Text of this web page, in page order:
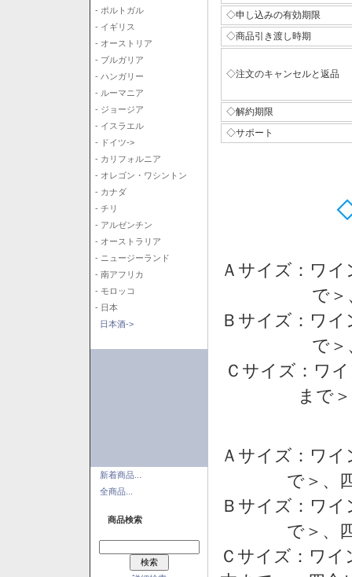
- ポルトガル
- イギリス
- オーストリア
- ブルガリア
- ハンガリー
- ルーマニア
- ジョージア
- イスラエル
- ドイツ->
- カリフォルニア
- オレゴン・ワシントン
- カナダ
- チリ
- アルゼンチン
- オーストラリア
- ニュージーランド
- 南アフリカ
- モロッコ
- 日本
日本酒->
新着商品...
全商品...
商品検索
◇申し込みの有効期限
◇商品引き渡し時期
◇注文のキャンセルと返品
◇解約期限
◇サポート
Ａサイズ：ワ
で
Ｂサイズ：ワ
で
Ｃサイズ：ワ
まで
Ａサイズ：ワ
で＞、
Ｂサイズ：ワ
で＞、
Ｃサイズ：ワイ